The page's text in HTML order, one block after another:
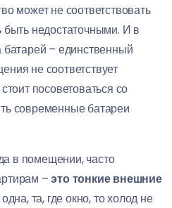
может не соответствовать
быть недостаточными. И в
батарей – единственный
не соответствует
посоветоваться со
современные батареи
в помещении, часто
–это тонкие внешние
та, где окно, то холод не